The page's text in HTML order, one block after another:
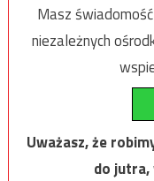
Masz
niezależnych
Uważasz, że
do jutra,